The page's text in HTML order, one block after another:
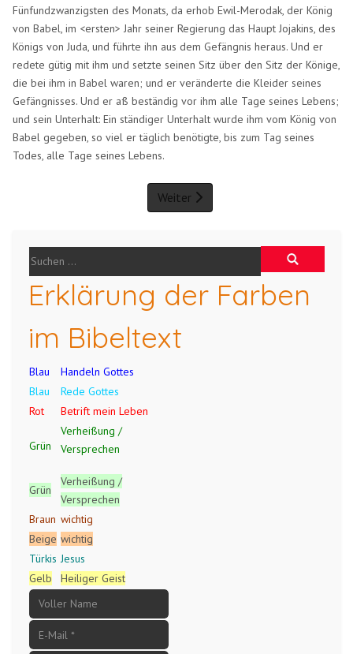
Fünfundzwanzigsten des Monats, da erhob Ewil-Merodak, der König
von Babel, im <ersten> Jahr seiner Regierung das Haupt Jojakins, des
Königs von Juda, und führte ihn aus dem Gefängnis heraus. Und er
redete gütig mit ihm und setzte seinen Sitz über den Sitz der Könige,
die bei ihm in Babel waren; und er veränderte die Kleider seines
Gefängnisses. Und er aß beständig vor ihm alle Tage seines Lebens;
und sein Unterhalt: Ein ständiger Unterhalt wurde ihm vom König von
Babel gegeben, so viel er täglich benötigte, bis zum Tag seines
Todes, alle Tage seines Lebens.
Weiter
Erklärung der Farben
im Bibeltext
Blau
Handeln Gottes
Blau
Rede Gottes
Rot
Betrift mein Leben
Grün
Verheißung /
Versprechen
Grün
Verheißung /
Versprechen
Braun wichtig
Beige wichtig
Türkis Jesus
Gelb
Heiliger Geist